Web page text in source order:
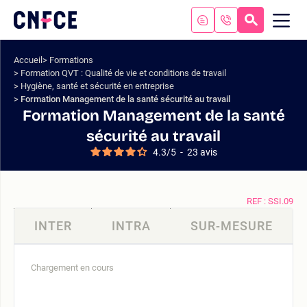
contenu
menu
Aller
Logo
site
Accueil
Formations
Formation QVT : Qualité de vie et conditions de travail
Hygiène, santé et sécurité en entreprise
Formation Management de la santé sécurité au travail
Formation Management de la santé
sécurité au travail
4.3/5 - 23 avis
REF : SSI.09
INTER INTRA SUR-MESURE